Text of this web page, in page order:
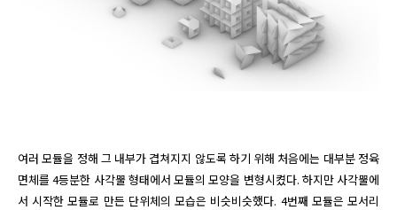
여러 모듈을 정해 그 내부가 겹쳐지지 않도록 하기 위해 처음에는 대부분 정육
면체를 4등분한 사각뿔 형태에서 모듈의 모양을 변형시켰다. 하지만 사각뿔에
서 시작한 모듈로 만든 단위체의 모습은 비슷비슷했다. 4번째 모듈은 모서리